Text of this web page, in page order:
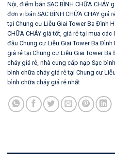
Nội, điểm bán SẠC BÌNH CHỮA CHÁY
đơn vị bán SẠC BÌNH CHỮA CHÁY giá
tại Chung cư Liễu Giai Tower Ba Đình
CHỮA CHÁY giá tốt, giá rẻ tại mua các
đâu Chung cư Liễu Giai Tower Ba Đình
giá rẻ tại Chung cư Liễu Giai Tower Ba
cháy giá rẻ, nhà cung cấp nạp Sạc
bình chữa cháy giá rẻ tại Chung cư
bình chữa cháy giá rẻ nhất